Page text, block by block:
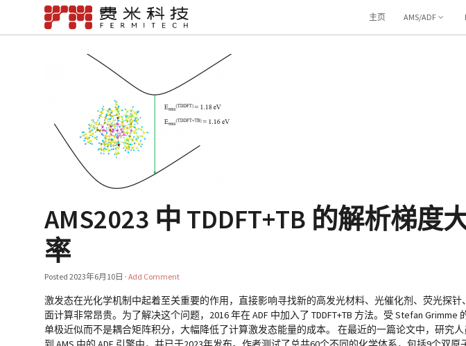
主页 AMS/ADF
AMS2023 中 TDDFT+TB 的解析梯
率
Posted2023年6月10日 ·Add Comment
激发态在光化学机制中起着至关重要的作用，直接影响寻找新的高发光材料、光催化剂、荧光探
面计算非常昂贵。为了解决这个问题，2016 年在 ADF 中加入了 TDDFT+TB 方法。受 Stefan Grimme
单极近似而不是耦合矩阵积分，大幅降低了计算激发态能量的成本。 在最近的一篇论文中，研究人